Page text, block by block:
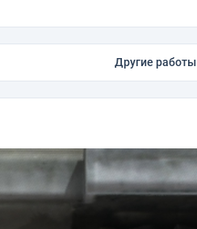
Другие работы